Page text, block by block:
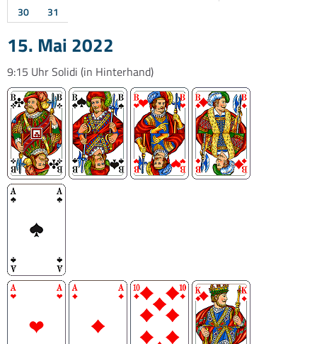
30
31
15. Mai 2022
9:15 UhrSolidi (in Hinterhand)